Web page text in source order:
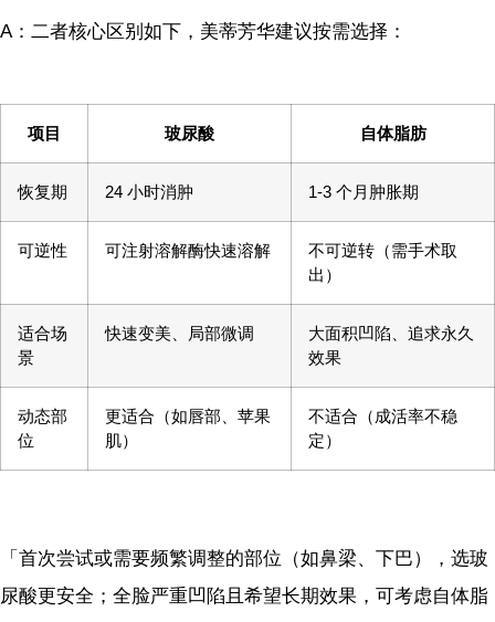
A：二者核心区别如下，美蒂芳华建议按需选择：
项目 玻尿酸 自体脂肪
恢复期 24 小时消肿 1-3 个月肿胀期
可逆性 可注射溶解酶快速溶解
不可逆转（需手术取
出）
适合场
景
快速变美、局部微调
大面积凹陷、追求永久
效果
动态部
位
更适合（如唇部、苹果
肌）
不适合（成活率不稳
定）
「首次尝试或需要频繁调整的部位（如鼻梁、下巴），选玻
尿酸更安全；全脸严重凹陷且希望长期效果，可考虑自体脂